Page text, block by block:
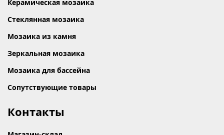
Керамическая мозаика
Стеклянная мозаика
Мозаика из камня
Зеркальная мозаика
Мозаика для бассейна
Сопутствующие товары
Контакты